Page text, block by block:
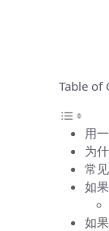
Table of
用
为
常
如
如